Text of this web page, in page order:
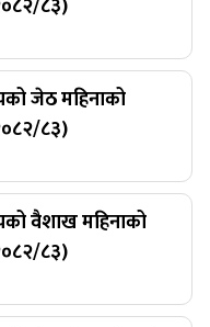
जेठ महिनाको
८३)
वैशाख महिनाको
८३)